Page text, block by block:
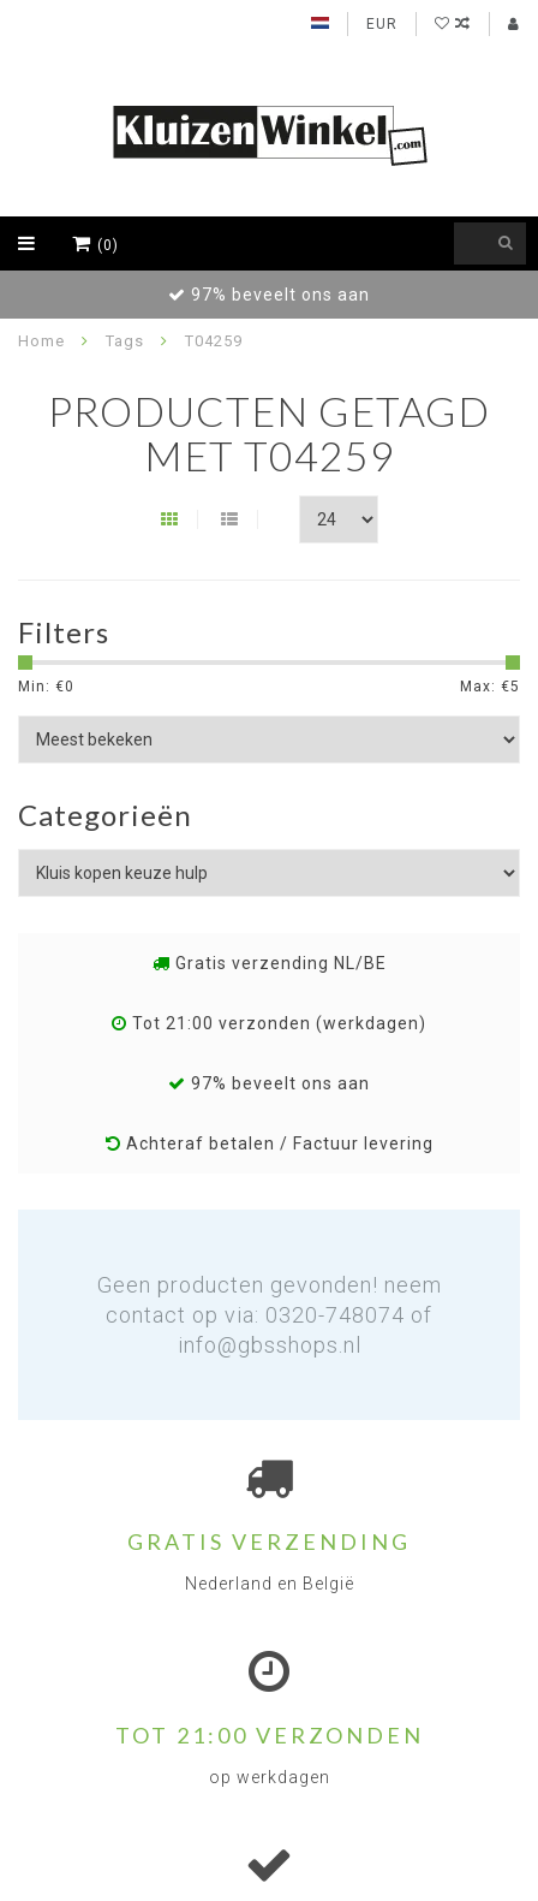
EUR
(0)
97% beveelt ons aan
Home Tags T04259
PRODUCTEN GETAGD
MET T04259
Filters
Min: €0 Max: €5
Categorieën
Gratis verzending NL/BE
Tot 21:00 verzonden (werkdagen)
97% beveelt ons aan
Achteraf betalen / Factuur levering
Geen producten gevonden! neem
contact op via: 0320-748074 of
info@gbsshops.nl
GRATIS VERZENDING
Nederland en België
TOT 21:00 VERZONDEN
op werkdagen